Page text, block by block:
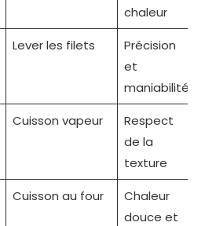
chaleur
Lever les filets
Précision
et
maniabilité
Cuisson vapeur
Respect
de la
texture
Cuisson au four
Chaleur
douce et